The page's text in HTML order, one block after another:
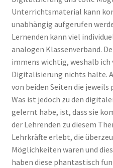
Unterrichtsmaterial kann
unabhängig aufgerufen
Lernenden kann viel
analogen Klassenverband.
immens wichtig, weshalb ich
Digitalisierung nichts halte.
von beiden Seiten die
Was ist jedoch zu den
gelernt habe, ist, dass sie
der Lehrenden zu diesem
Lehrkräfte erlebt, die
Möglichkeiten waren und
haben diese phantastisch